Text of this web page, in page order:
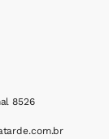
8526